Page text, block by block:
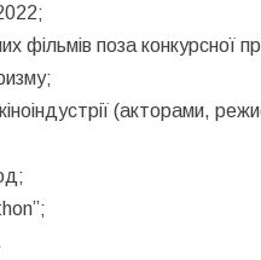
фільмів поза конкурсної
(акторами,